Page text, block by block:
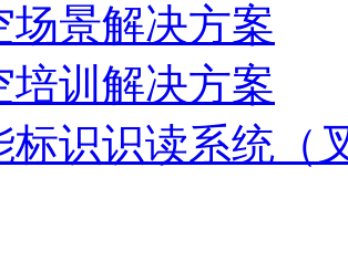
场景解决方案
培训解决方案
标识识读系统（